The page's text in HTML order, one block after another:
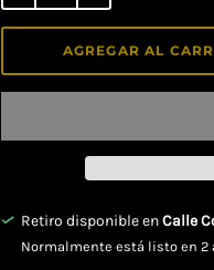
habitual
AGREGAR AL
Retiro disponible enCalle
Normalmente está listo en 2